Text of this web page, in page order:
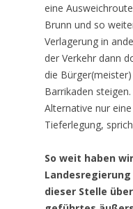
eine
Brunn und so
Verlagerung in
der Verkehr dann
die
Barrikaden
Alternative nur
Tieferlegung,
So weit haben
dieser Stelle